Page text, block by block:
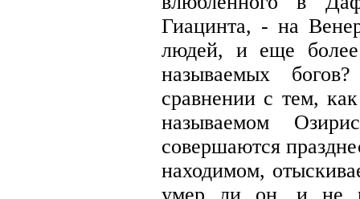
Гиацинта, - на
людей, и еще
называемых
сравнении с тем,
называемом
совершаются
находимом,